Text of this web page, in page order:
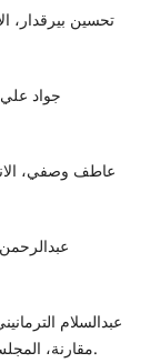
مقارنة، المجلس الوطني للثقافة والفنوان والاداب(الكويت:1998).